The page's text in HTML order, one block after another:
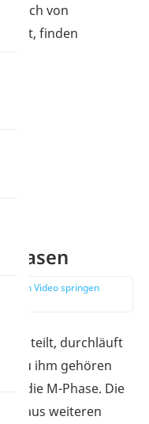
dich von
finden
im Video springen
Zelle teilt, durchläuft
Zu ihm gehören
und die M-Phase. Die
aus weiteren